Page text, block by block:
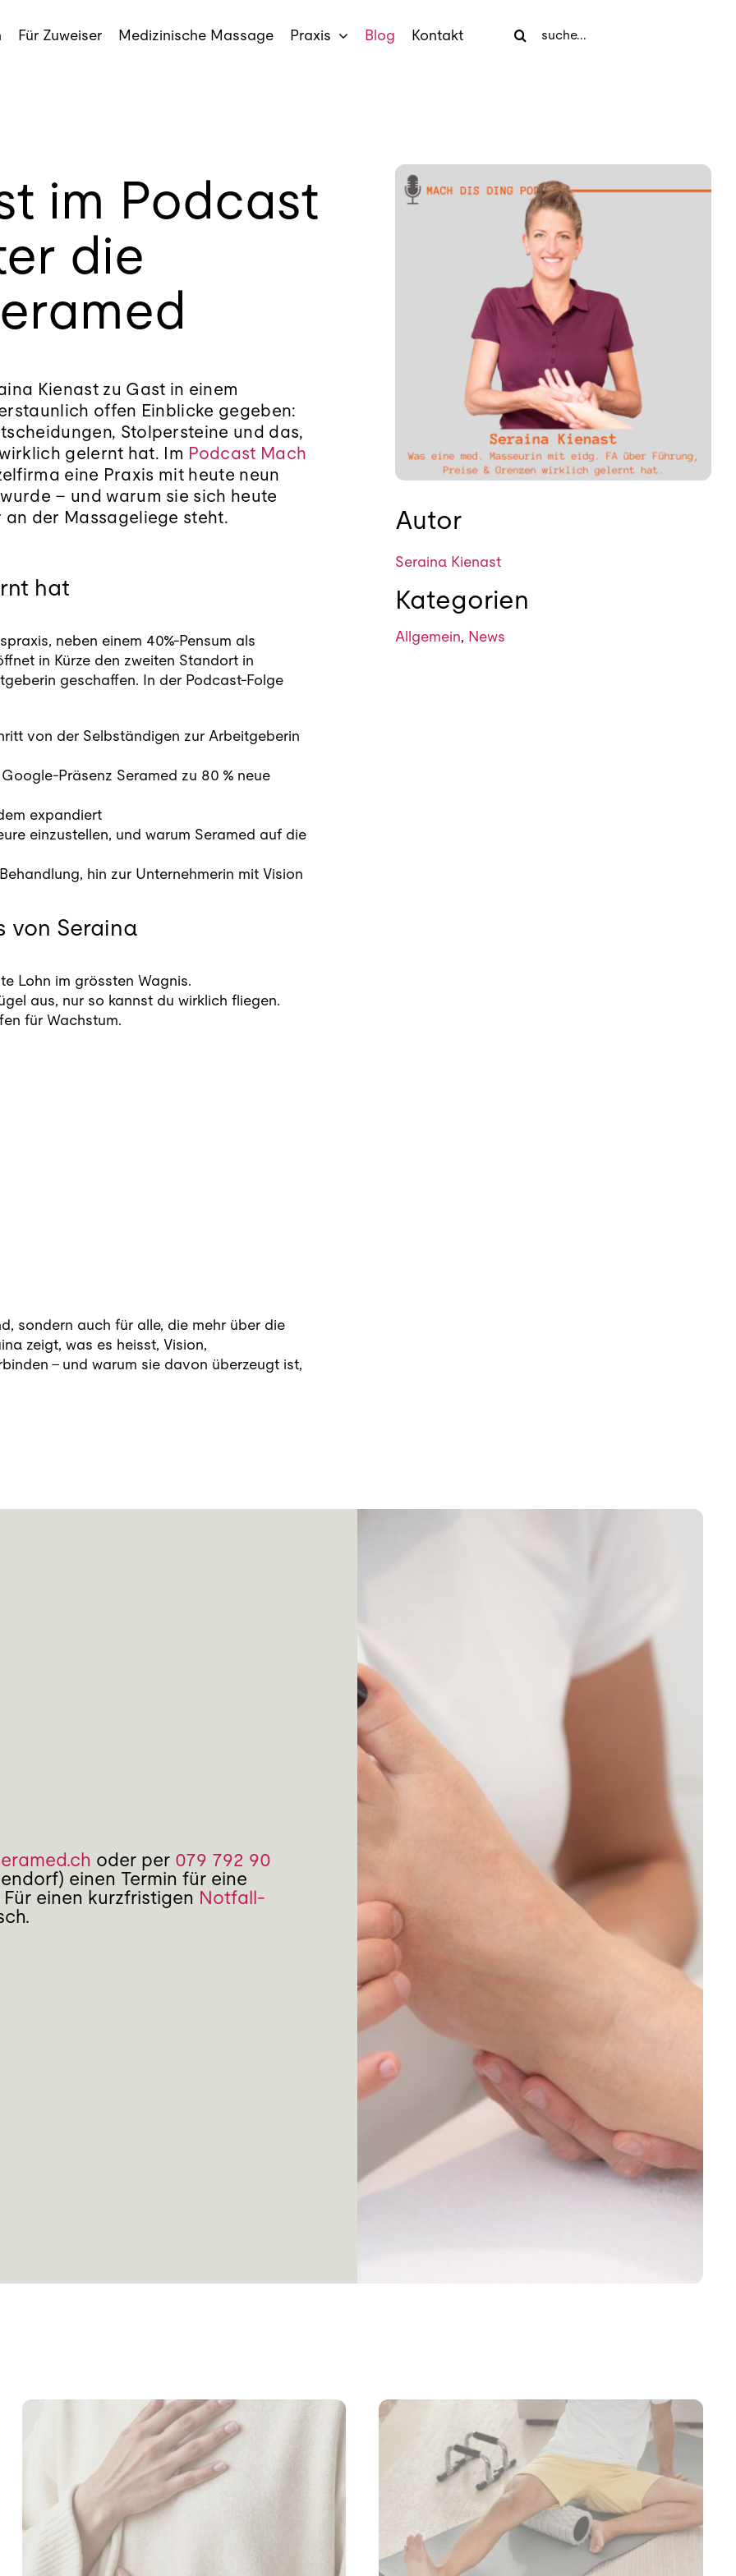
Für Zuweiser Medizinische Massage Praxis Blog Kontakt
for:
im Podcast
die
Kienast zu Gast in einem
offen Einblicke gegeben:
Stolpersteine und das,
gelernt hat. Im Podcast Mach
eine Praxis mit heute neun
– und warum sie sich heute
der Massageliege steht.
hat
neben einem 40%-Pensum als
in Kürze den zweiten Standort in
geschaffen. In der Podcast-Folge
von der Selbständigen zur Arbeitgeberin
Präsenz Seramed zu 80 % neue
expandiert
einzustellen, und warum Seramed auf die
hin zur Unternehmerin mit Vision
von Seraina
Lohn im grössten Wagnis.
aus, nur so kannst du wirklich fliegen.
für Wachstum.
sondern auch für alle, die mehr über die
zeigt, was es heisst, Vision,
– und warum sie davon überzeugt ist,
Autor
Seraina Kienast
Kategorien
Allgemein, News
oder per 079 792 90
einen Termin für eine
einen kurzfristigen Notfall-